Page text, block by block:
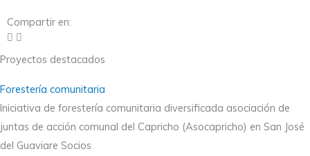
Compartir en:
Proyectos destacados
Forestería comunitaria
Iniciativa de forestería comunitaria diversificada asociación de
juntas de acción comunal del Capricho (Asocapricho) en San José
del Guaviare Socios